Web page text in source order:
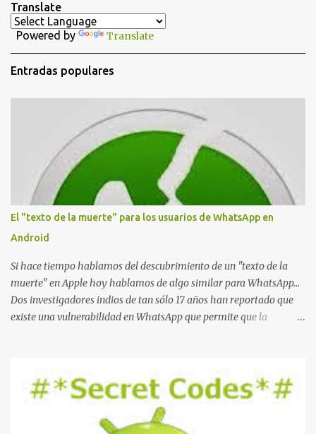
a
r
o
s
Translate
Powered by Translate
Entradas populares
El "texto de la muerte" para los usuarios de WhatsApp en
Android
Si hace tiempo hablamos del descubrimiento de un "texto de la
muerte" en Apple hoy hablamos de algo similar para WhatsApp...
Dos investigadores indios de tan sólo 17 años han reportado que
existe una vulnerabilidad en WhatsApp que permite que la
La vulnerabilidad ha sido probada y funciona correctamente en la
mayoría de las versiones de Android y de WhatsApp incluyendo la
2.11.431 y 2.11.432. Sin embargo todavía no se ha probado en iOS y
Windows no parece ser vulnerable. Esto podría provocar que se